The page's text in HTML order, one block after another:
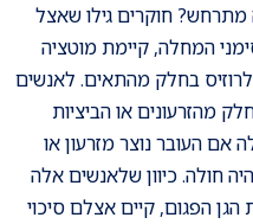
חוקרים גילו שאצל
המחלה, קיימת מוטציה
בחלק מהתאים. לאנשים
מהזרעונים או הביציות
העובר נוצר מזרעון או
חולה. כיוון שלאנשים אלה
הגן הפגום, קיים אצלם סיכוי